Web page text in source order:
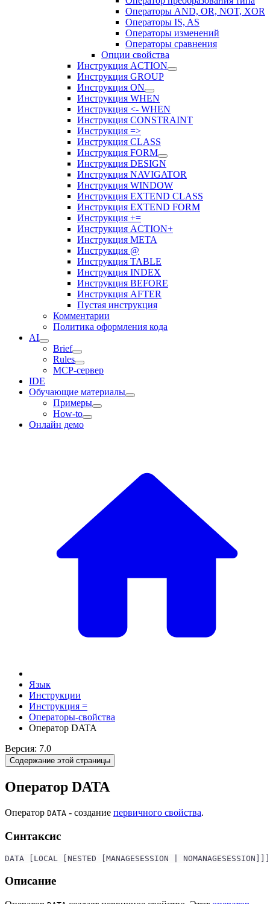
Операторы AND, OR, NOT, XOR
Операторы IS, AS
Операторы изменений
Операторы сравнения
Опции свойства
Инструкция ACTION
Инструкция GROUP
Инструкция ON
Инструкция WHEN
Инструкция <- WHEN
Инструкция CONSTRAINT
Инструкция =>
Инструкция CLASS
Инструкция FORM
Инструкция DESIGN
Инструкция NAVIGATOR
Инструкция WINDOW
Инструкция EXTEND CLASS
Инструкция EXTEND FORM
Инструкция +=
Инструкция ACTION+
Инструкция META
Инструкция @
Инструкция TABLE
Инструкция INDEX
Инструкция BEFORE
Инструкция AFTER
Пустая инструкция
Комментарии
Политика оформления кода
AI
Brief
Rules
MCP-сервер
IDE
Обучающие материалы
Примеры
How-to
Онлайн демо
Язык
Инструкции
Инструкция =
Операторы-свойства
Оператор DATA
Версия: 7.0
Содержание этой страницы
Оператор DATA
Оператор DATA - создание первичного свойства.
Синтаксис
DATA [LOCAL [NESTED [MANAGESESSION |
Описание